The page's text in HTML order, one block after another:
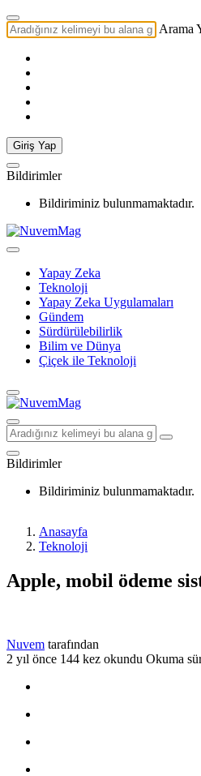
Arama
Giriş Yap
Bildirimler
Bildiriminiz bulunmamaktadır.
Yapay Zeka
Teknoloji
Yapay Zeka Uygulamaları
Gündem
Sürdürülebilirlik
Bilim ve Dünya
Çiçek ile Teknoloji
Bildirimler
Bildiriminiz bulunmamaktadır.
Anasayfa
Teknoloji
Apple, mobil ödeme
Nuvem tarafından
2 yıl önce 144 kez okundu Okuma